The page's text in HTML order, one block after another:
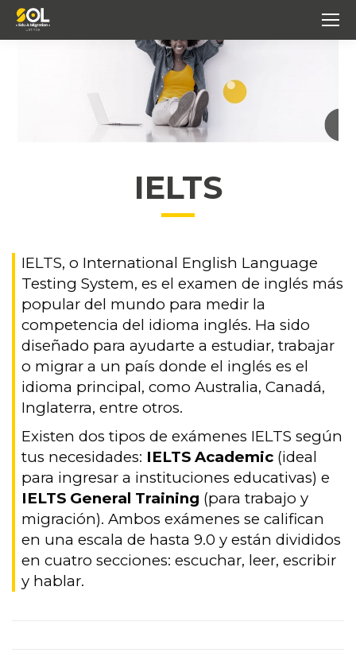
IELTS
IELTS, o International English Language
Testing System, es el examen de inglés más
popular del mundo para medir la
competencia del idioma inglés. Ha sido
diseñado para ayudarte a estudiar, trabajar
o migrar a un país donde el inglés es el
idioma principal, como Australia, Canadá,
Inglaterra, entre otros.
Existen dos tipos de exámenes IELTS según
tus necesidades: IELTS Academic (ideal
para ingresar a instituciones educativas) e
IELTS General Training (para trabajo y
migración). Ambos exámenes se califican
en una escala de hasta 9.0 y están divididos
en cuatro secciones: escuchar, leer, escribir
y hablar.